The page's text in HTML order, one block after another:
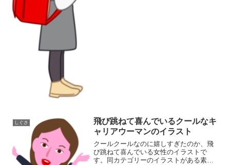
しぐさ
飛び跳ねて喜んでいるクールなキ
ャリアウーマンのイラスト
クールクールなのに嬉しすぎたのか、飛
び跳ねて喜んでいる女性のイラストで
す。同カテゴリーのイラストがある素材